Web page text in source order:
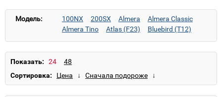
Модель: 100NX 200SX Almera
Almera Classic
Almera Tino
Atlas (F23)
Bluebird (T12)
Largo
Patrol GR
Prairie Primastar
Показать:
Сортировка: